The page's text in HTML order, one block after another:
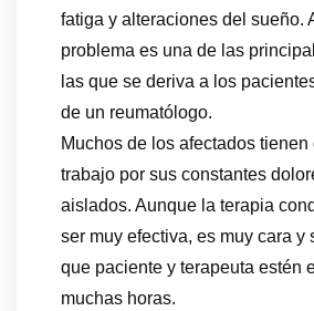
fatiga y alteraciones del sueño.
problema es una de las
las que se deriva a los
de un reumatólogo.
Muchos de los afectados tienen
trabajo por sus constantes
aislados. Aunque la terapia
ser muy efectiva, es muy cara y
que paciente y terapeuta estén
muchas horas.